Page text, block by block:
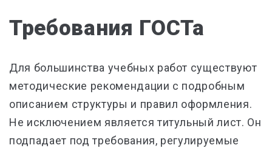
Требования ГОСТа
Для большинства учебных работ существуют
методические рекомендации с подробным
описанием структуры и правил оформления.
Не исключением является титульный лист. Он
подпадает под требования, регулируемые